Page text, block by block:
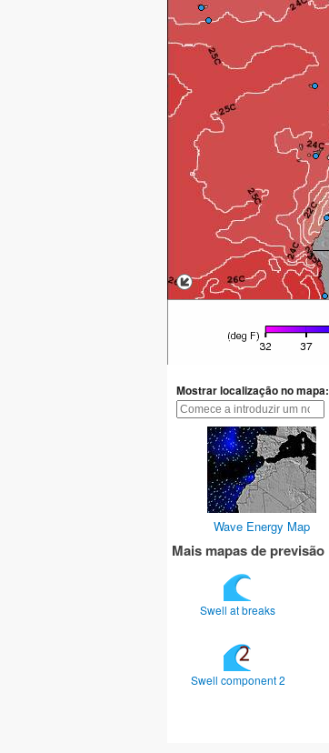
Mostrar localização no mapa:
Wave Energy Map
Mais mapas de previsão
Swell at breaks
Swell component 2